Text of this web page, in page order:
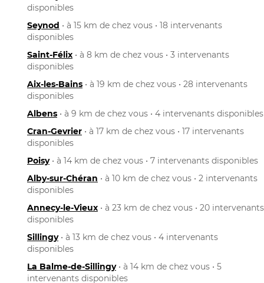
disponibles
Seynod • à 15 km de chez vous • 18 intervenants
disponibles
Saint-Félix • à 8 km de chez vous • 3 intervenants
disponibles
Aix-les-Bains • à 19 km de chez vous • 28 intervenants
disponibles
Albens • à 9 km de chez vous • 4 intervenants disponibles
Cran-Gevrier • à 17 km de chez vous • 17 intervenants
disponibles
Poisy• à 14 km de chez vous • 7 intervenants disponibles
Alby-sur-Chéran • à 10 km de chez vous • 2 intervenants
disponibles
Annecy-le-Vieux • à 23 km de chez vous • 20 intervenants
disponibles
Sillingy• à 13 km de chez vous • 4 intervenants
disponibles
La Balme-de-Sillingy• à 14 km de chez vous • 5
intervenants disponibles